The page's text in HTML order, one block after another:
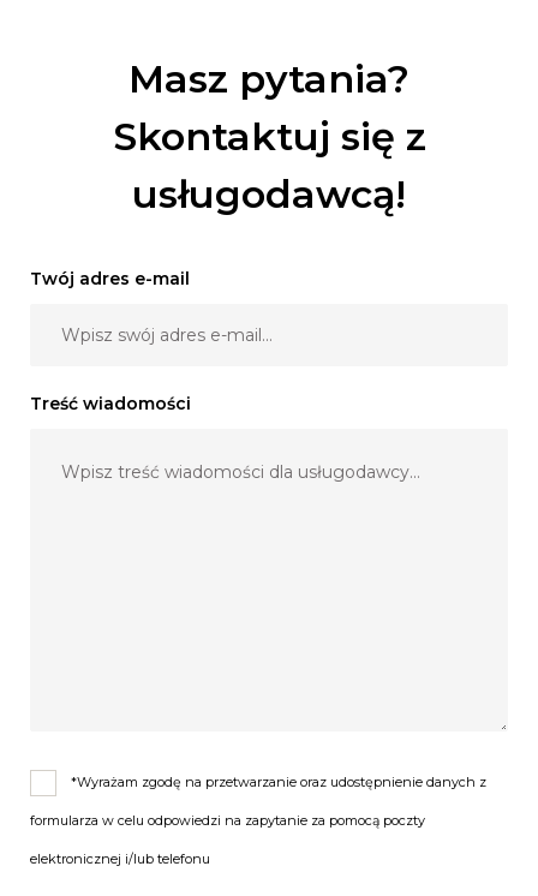
Niespodzianka na uczczenie rocznicy ślubu
(imieniny, urodziny, chrzciny, rocznica ślubu)
Masz pytania?
Skontaktuj się z
usługodawcą!
Twój adres e-mail
Treść wiadomości
*Wyrażam zgodę na przetwarzanie oraz udostępnienie danych z
formularza w celu odpowiedzi na zapytanie za pomocą poczty
elektronicznej i/lub telefonu